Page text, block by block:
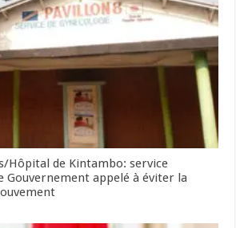
Hôpital de Kintambo: service
Gouvernement appelé à éviter la